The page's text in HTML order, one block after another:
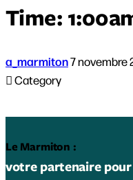
Time:
a_marmiton7 novembre
Category
Le Marmiton :
votre partenaire